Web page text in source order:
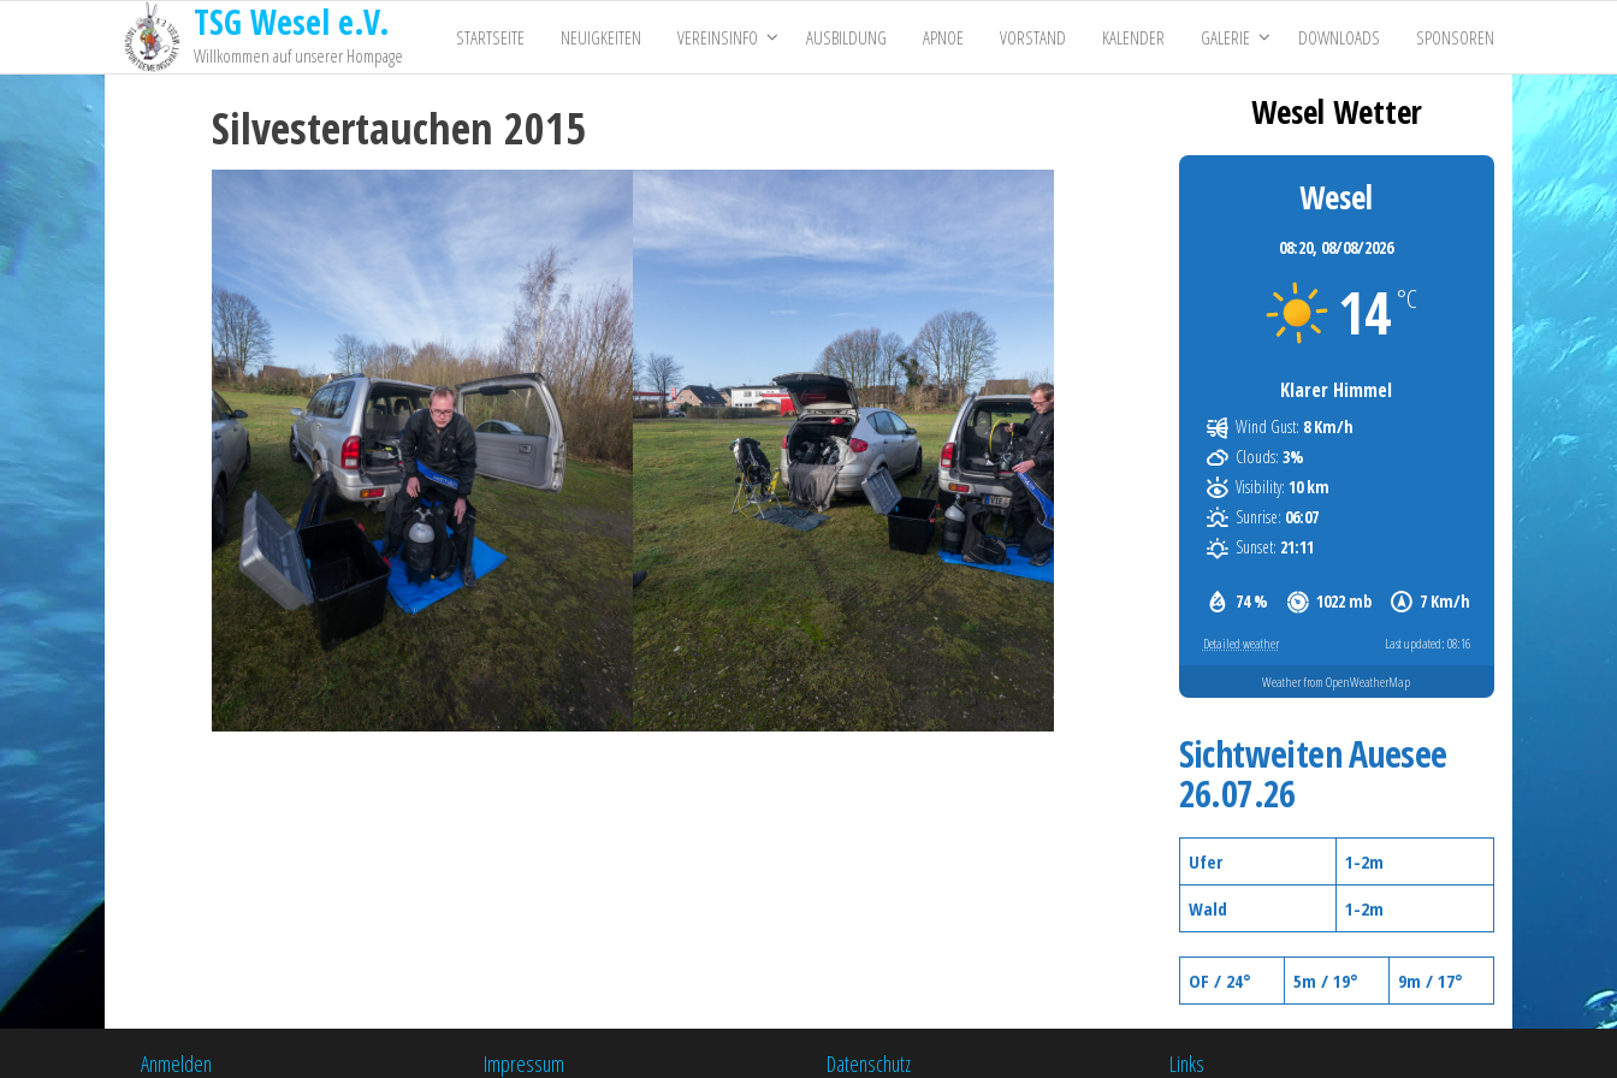
TSG Wesel e.V.
Willkommen auf unserer Hompage
STARTSEITE NEUIGKEITEN VEREINSINFO AUSBILDUNG APNOE VORSTAND KALENDER GALERIE DOWNLOADS SPONSOREN
Silvestertauchen 2015
Wesel Wetter
Wesel
08:20, 08/08/2026
14 °C
Klarer Himmel
74 % 1022 mb 7 Km/h
Wind Gust: 8 Km/h
Clouds: 3%
Visibility: 10 km
Sunrise: 06:07
Sunset: 21:11
Detailed weather Last updated: 08:16
Weather from OpenWeatherMap
Sichtweiten Auesee
26.07.26
Ufer
1-2m
Wald
1-2m
OF / 24° 5m / 19° 9m / 17°
Anmelden Impressum Datenschutz Links